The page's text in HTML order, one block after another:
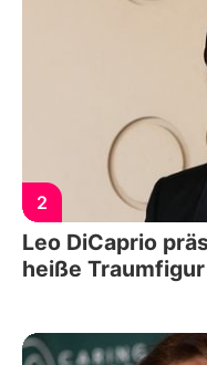
2
Leo DiCaprio
heiße Traumfigur